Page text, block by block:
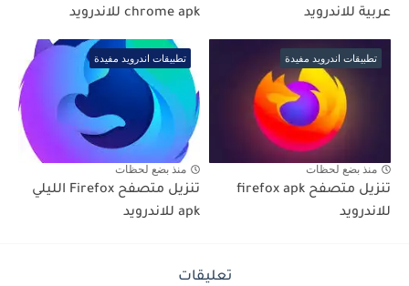
عربية للاندرويد
chrome apk للاندرويد
تطبيقات اندرويد مفيدة
منذ بضع لحظات
تنزيل متصفح firefox apk
للاندرويد
تطبيقات اندرويد مفيدة
منذ بضع لحظات
تنزيل متصفح Firefox الليلي
apk للاندرويد
تعليقات